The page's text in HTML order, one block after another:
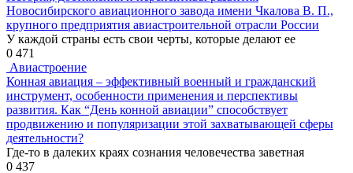
Новосибирского авиационного завода имени Чкалова В. П.,
крупного предприятия авиастроительной отрасли России
У каждой страны есть свои черты, которые делают ее
0 471
Авиастроение
Конная авиация – эффективный военный и гражданский
инструмент, особенности применения и перспективы
развития. Как “День конной авиации” способствует
продвижению и популяризации этой захватывающей сферы
деятельности?
Где-то в далеких краях сознания человечества заветная
0 437